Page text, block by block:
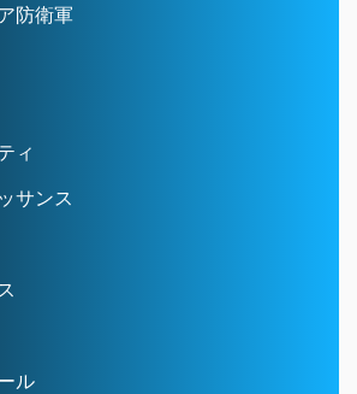
防衛軍
ィ
サンス
ル